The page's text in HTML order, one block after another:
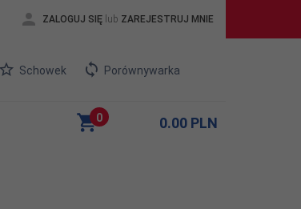
ZALOGUJ SIĘ lub ZAREJESTRUJ MNIE
Schowek Porównywarka
0 0.00PLN